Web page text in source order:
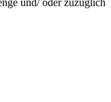
und/ oder zuzüglich